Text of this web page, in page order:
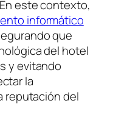
este contexto,
informático
que
del hotel
y evitando
la
reputación del